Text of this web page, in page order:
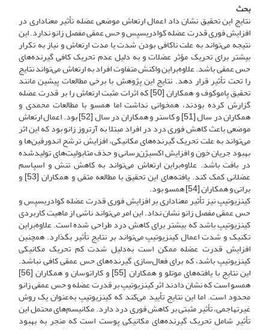
بحث
نتایج این تحقیق نشان داد اعمال ارتعاش موضعی عضله تأثیر معناداری در
افزایش فوری قدرت عضله کوادریسپس و حس عمقی مفصل زانو ندارد. این
نتیجه می‌تواند به علت ناکافی بودن شدت یا مدت ارتعاش و نیاز به تکرار
بیشتر برای تحریک مؤثر عضلات و به دلیل عدم تحریک کافی گیرنده‌های
حس عمقی باشد. علاوه‌بر‌این واکنش متفاوت افراد به ارتعاش می‌تواند نتایج
را تحت تأثیر قرار دهد. نتایج این پژوهش با برخی مطالعات پیشین مانند
تحقیق پاموکوف و همکاران [50] که اثرات مثبت ارتعاش را بر قدرت عضله
گزارش کرده بودند، همخوانی نداشت اما همسو با مطالعات محمدی و
همکاران در سال [51] و کاستر و همکاران در سال [52] بود. اعمال ارتعاش
موضعی باعث کاهش فوری درد در افراد مبتلا به آرتروز زانو بود که این اثر
می‌تواند به علت تحریک گیرنده‌های مکانیکی، افزایش ترشح اندورفین‌ها و
بهبود جریان خون و افزایش اکسیژن‌رسانی و حذف متابولیت‌های تولید‌شده
در بافت باشد. علاوه‌بر‌این ارتعاش می‌تواند به کاهش تنش و اسپاسم
عضلانی کمک کند. یافته‌های این تحقیق با مطالعه متقی و همکاران [53] و
براتی و همکاران [54] همسو بود.
کینزیوتیپ نیز تأثیر معناداری بر افزایش فوری قدرت عضله کوادریسپس و
حس عمقی مفصل زانو نشان نداد. این امر می‌تواند ناشی از ماهیت کاربردی
کینزیوتیپ باشد که بیشتر برای کاهش درد طراحی شده است. علاوه‌بر‌این
تکنیک و شدت اعمال کینزیوتیپ می‌تواند بر نتایج تأثیر بگذارد. همچنین
افزایش قدرت عضله ممکن است به‌دلیل شدت کم تحریک مکانیکی
کینزیوتیپ باشد، که برای فعال‌سازی گیرنده‌های حس عمقی کافی نباشد.
این نتایج با یافته‌های موتلو و همکاران [55] و کاراتوسان و همکاران [56]
همسو است که نشان دادند اثر کینزیوتیپ بر قدرت عضله و حس عمقی زانو
محدود است. اما این نتایج تأیید می‌کند که کینزیوتیپ به‌عنوان یک روش
غیرتهاجمی، تأثیر مثبتی بر کاهش فوری درد دارد. مکانیسم‌های محتمل این
تأثیر شامل تحریک گیرنده‌های مکانیکی پوست است که منجر به بهبود